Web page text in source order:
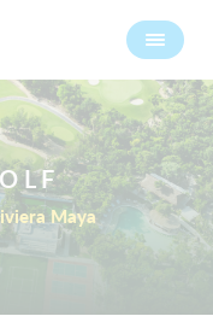
L F
Maya